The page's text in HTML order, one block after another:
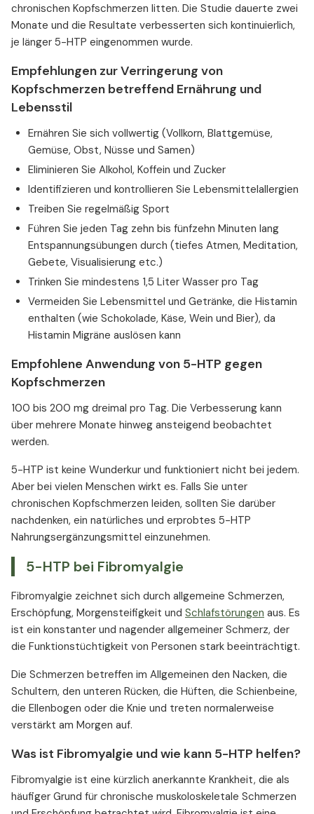
chronischen Kopfschmerzen litten. Die Studie dauerte zwei
Monate und die Resultate verbesserten sich kontinuierlich,
je länger 5-HTP eingenommen wurde.
Empfehlungen zur Verringerung von
Kopfschmerzen betreffend Ernährung und
Lebensstil
Ernähren Sie sich vollwertig (Vollkorn, Blattgemüse,
Gemüse, Obst, Nüsse und Samen)
Eliminieren Sie Alkohol, Koffein und Zucker
Identifizieren und kontrollieren Sie Lebensmittelallergien
Treiben Sie regelmäßig Sport
Führen Sie jeden Tag zehn bis fünfzehn Minuten lang
Entspannungsübungen durch (tiefes Atmen, Meditation,
Gebete, Visualisierung etc.)
Trinken Sie mindestens 1,5 Liter Wasser pro Tag
Vermeiden Sie Lebensmittel und Getränke, die Histamin
enthalten (wie Schokolade, Käse, Wein und Bier), da
Histamin Migräne auslösen kann
Empfohlene Anwendung von 5-HTP gegen
Kopfschmerzen
100 bis 200 mg dreimal pro Tag. Die Verbesserung kann
über mehrere Monate hinweg ansteigend beobachtet
werden.
5-HTP ist keine Wunderkur und funktioniert nicht bei jedem.
Aber bei vielen Menschen wirkt es. Falls Sie unter
chronischen Kopfschmerzen leiden, sollten Sie darüber
nachdenken, ein natürliches und erprobtes 5-HTP
Nahrungsergänzungsmittel einzunehmen.
5-HTP bei Fibromyalgie
Fibromyalgie zeichnet sich durch allgemeine Schmerzen,
Erschöpfung, Morgensteifigkeit und Schlafstörungen aus. Es
ist ein konstanter und nagender allgemeiner Schmerz, der
die Funktionstüchtigkeit von Personen stark beeinträchtigt.
Die Schmerzen betreffen im Allgemeinen den Nacken, die
Schultern, den unteren Rücken, die Hüften, die Schienbeine,
die Ellenbogen oder die Knie und treten normalerweise
verstärkt am Morgen auf.
Was ist Fibromyalgie und wie kann 5-HTP helfen?
Fibromyalgie ist eine kürzlich anerkannte Krankheit, die als
häufiger Grund für chronische muskoloskeletale Schmerzen